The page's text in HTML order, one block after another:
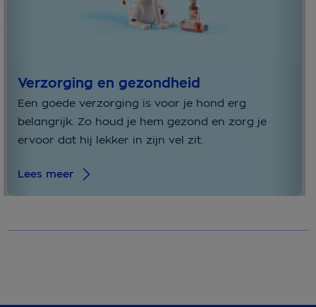
Verzorging en gezondheid
Een goede verzorging is voor je hond erg
belangrijk. Zo houd je hem gezond en zorg je
ervoor dat hij lekker in zijn vel zit.
Lees meer